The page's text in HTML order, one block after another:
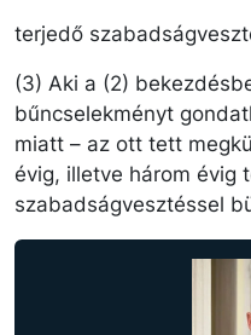
terjedő
(3) Aki a (2)
bűncselekményt
miatt – az ott tett
évig, illetve három évig
szabadságvesztéssel